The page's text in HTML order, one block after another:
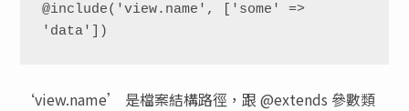
@include('view.name', ['some' =>
'data'])
‘view.name’ 是檔案結構路徑，跟 @extends 參數類